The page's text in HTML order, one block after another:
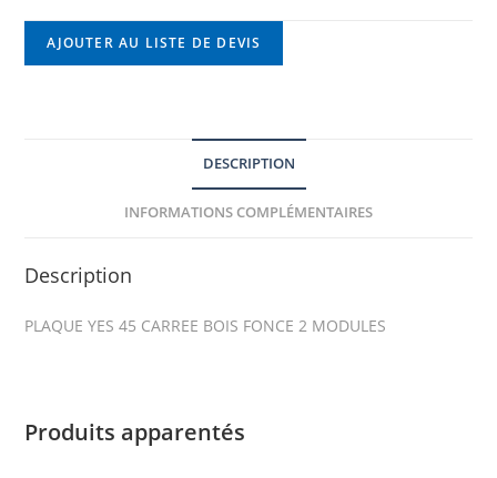
AJOUTER AU LISTE DE DEVIS
DESCRIPTION
INFORMATIONS COMPLÉMENTAIRES
Description
PLAQUE YES 45 CARREE BOIS FONCE 2 MODULES
Produits apparentés